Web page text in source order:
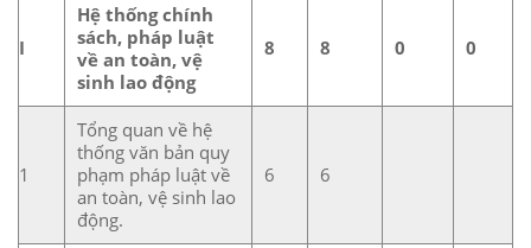
I
Hệ thống chính
sách, pháp luật
về an toàn, vệ
sinh lao động
8 8 0 0
1
Tổng quan về hệ
thống văn bản quy
phạm pháp luật về
an toàn, vệ sinh lao
động.
6 6